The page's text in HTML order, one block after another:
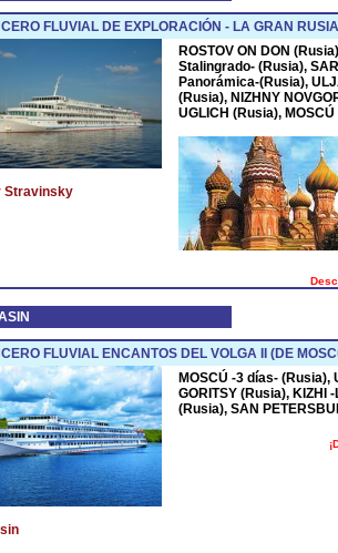
FLUVIAL DE EXPLORACIÓN - LA GRAN
Stravinsky
ROSTOV ON DON
Stalingrado- (Rusia),
Panorámica-(Rusia),
(Rusia), NIZHNY
UGLICH (Rusia),
FLUVIAL ENCANTOS DEL VOLGA II (DE
MOSCÚ -3 días- (Rusia),
GORITSY (Rusia), KIZHI
(Rusia), SAN